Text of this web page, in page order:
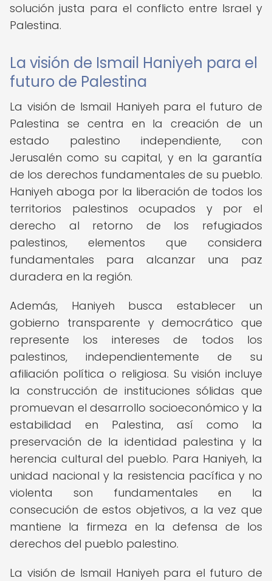
solución justa para el conflicto entre Israel y
Palestina.
La visión de Ismail Haniyeh para el
futuro de Palestina
La visión de Ismail Haniyeh para el futuro de
Palestina se centra en la creación de un
estado palestino independiente, con
Jerusalén como su capital, y en la garantía
de los derechos fundamentales de su pueblo.
Haniyeh aboga por la liberación de todos los
territorios palestinos ocupados y por el
derecho al retorno de los refugiados
palestinos, elementos que considera
fundamentales para alcanzar una paz
duradera en la región.
Además, Haniyeh busca establecer un
gobierno transparente y democrático que
represente los intereses de todos los
palestinos, independientemente de su
afiliación política o religiosa. Su visión incluye
la construcción de instituciones sólidas que
promuevan el desarrollo socioeconómico y la
estabilidad en Palestina, así como la
preservación de la identidad palestina y la
herencia cultural del pueblo. Para Haniyeh, la
unidad nacional y la resistencia pacífica y no
violenta son fundamentales en la
consecución de estos objetivos, a la vez que
mantiene la firmeza en la defensa de los
derechos del pueblo palestino.
La visión de Ismail Haniyeh para el futuro de